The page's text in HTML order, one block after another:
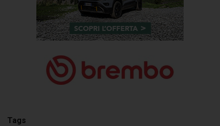
Tags